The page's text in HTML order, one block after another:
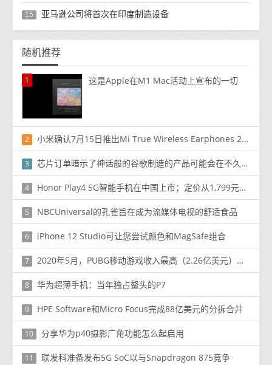
15 亚马逊公司将首次在印度制造设备
随机推荐
1 这是Apple在M1 Mac活动上宣布的一切
2 小米确认7月15日推出Mi True Wireless Earphones 2 Basic
3 芯片订单暗示了神话般的谷歌制造的产品可能会在不久的将来到货
4 Honor Play4 5G智能手机在中国上市；定价从1,799元（225美元）开始
5 NBCUniversal的孔雀旨在成为流媒体电视的舒适食品
6 iPhone 12 Studio可让您尝试颜色和MagSafe组合
7 2020年5月，PUBG移动游戏收入最高（2.26亿美元）手机游戏
8 华为超薄手机：当年独占鳌头的P7
9 HPE Software和Micro Focus完成88亿美元的分拆合并
10 分享华为p40摄影广角功能怎么起启用
11 联发科准备发布5G SoC以与Snapdragon 875竞争